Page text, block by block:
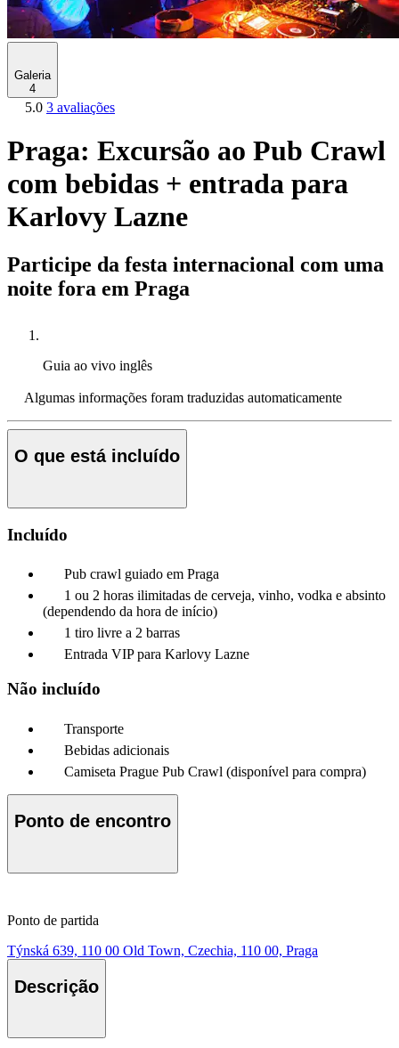
Galeria
4
5.0 3 avaliações
Praga: Excursão ao Pub Crawl
com bebidas + entrada para
Karlovy Lazne
Participe da festa internacional com uma
noite fora em Praga
Guia ao vivo inglês
Algumas informações foram traduzidas automaticamente
O que está incluído
Incluído
Pub crawl guiado em Praga
1 ou 2 horas ilimitadas de cerveja, vinho, vodka e absinto
(dependendo da hora de início)
1 tiro livre a 2 barras
Entrada VIP para Karlovy Lazne
Não incluído
Transporte
Bebidas adicionais
Camiseta Prague Pub Crawl (disponível para compra)
Ponto de encontro
Ponto de partida
Týnská 639, 110 00 Old Town, Czechia, 110 00, Praga
Descrição